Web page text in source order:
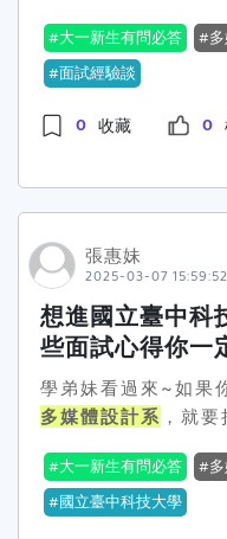
力、寫作能力）。 藝術領域（展現美感與創意思
維）。 社會領域（如文化設計、視覺傳達相關課
社團幹部（如美術
隊）。 服務學習經驗（如藝術教育志工、文化推廣
活動）。 跨領域作品或非設計專業成果（如科技應
用、策展專案）。 設計類以外的證照、競賽或活動
經歷（如影片編輯、動畫製作
得含： 參與活動的動機、過程與學習反思。 如何
透過這些經驗發展創意
歷程 需撰寫學習歷程自
畫（未來在多媒體設
自傳（個人成長經歷、學習
興趣）。 (6) 其他有利審查資料 可提供額外證明
資料，如： 學校特色活動（如參與設計競賽、校內
準備，免得到時候手
事？當時我是透過
早到！）。一進去先
的設計能力，會給
意！面試：教授會
聊，想知道你對這個
底會問什麼？面試時
但 一定會考驗你對
你怎麼理解「多媒
作品或比賽經驗？
個？為什麼？其實教
想看你的 設計熱忱
想？當天面試完，我
反思自己哪些地方
大一新生有問必答
面試經驗談
0 收藏 0
張惠妹
2025-03-07 15:59:52
想進國立臺中科
些面試心得你一
學弟妹看過來~如果
多媒體設計系 ，就
姐和其他面試者，有
後，教授們都坐在
大一新生有問必答
國立臺中科技大學